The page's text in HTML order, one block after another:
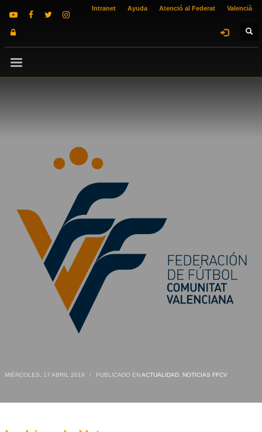
Intranet Ayuda Atenció al Federat Valencià
MIÉRCOLES, 17 ABRIL 2019 / PUBLICADO ENACTUALIDAD, NOTICIAS FFCV